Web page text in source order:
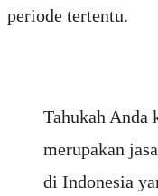
periode tertentu.
Tahukah Anda
merupakan
di Indonesia